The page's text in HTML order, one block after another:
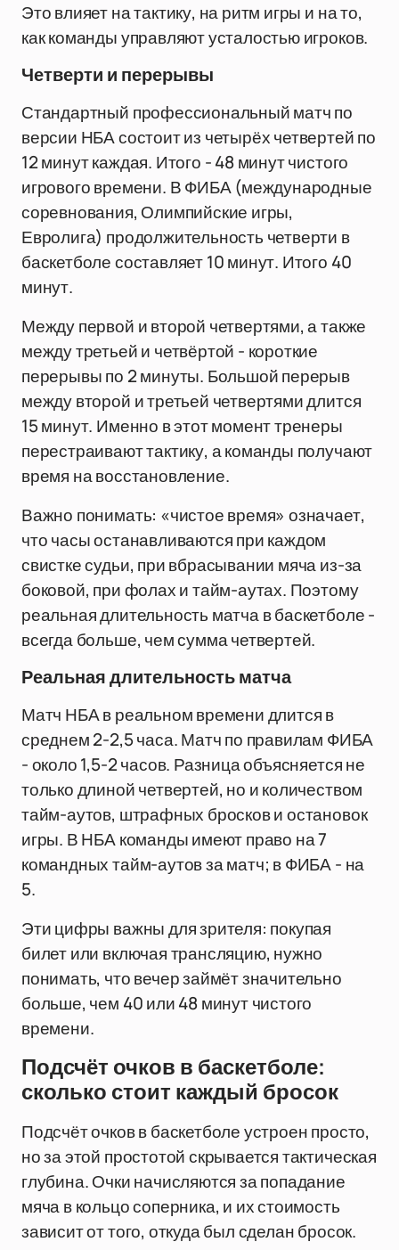
Это влияет на тактику, на ритм игры и на то,
как команды управляют усталостью игроков.
Четверти и перерывы
Стандартный профессиональный матч по
версии НБА состоит из четырёх четвертей по
12 минут каждая. Итого - 48 минут чистого
игрового времени. В ФИБА (международные
соревнования, Олимпийские игры,
Евролига) продолжительность четверти в
баскетболе составляет 10 минут. Итого 40
минут.
Между первой и второй четвертями, а также
между третьей и четвёртой - короткие
перерывы по 2 минуты. Большой перерыв
между второй и третьей четвертями длится
15 минут. Именно в этот момент тренеры
перестраивают тактику, а команды получают
время на восстановление.
Важно понимать: «чистое время» означает,
что часы останавливаются при каждом
свистке судьи, при вбрасывании мяча из-за
боковой, при фолах и тайм-аутах. Поэтому
реальная длительность матча в баскетболе -
всегда больше, чем сумма четвертей.
Реальная длительность матча
Матч НБА в реальном времени длится в
среднем 2-2,5 часа. Матч по правилам ФИБА
- около 1,5-2 часов. Разница объясняется не
только длиной четвертей, но и количеством
тайм-аутов, штрафных бросков и остановок
игры. В НБА команды имеют право на 7
командных тайм-аутов за матч; в ФИБА - на
5.
Эти цифры важны для зрителя: покупая
билет или включая трансляцию, нужно
понимать, что вечер займёт значительно
больше, чем 40 или 48 минут чистого
времени.
Подсчёт очков в баскетболе:
сколько стоит каждый бросок
Подсчёт очков в баскетболе устроен просто,
но за этой простотой скрывается тактическая
глубина. Очки начисляются за попадание
мяча в кольцо соперника, и их стоимость
зависит от того, откуда был сделан бросок.